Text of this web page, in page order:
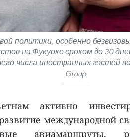
политики, особенно
на Фукуоке сроком до 30
числа иностранных гостей
Group
активно
международной
авиамаршруты,